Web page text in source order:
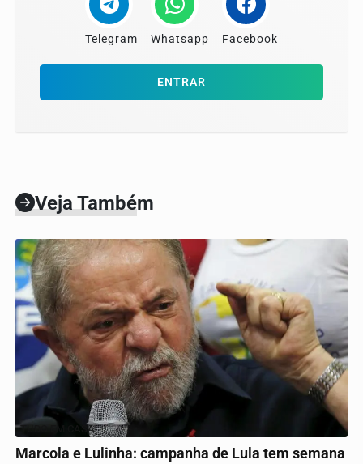
Telegram Whatsapp Facebook
ENTRAR
Veja Também
TUDO EM CASA
Marcola e Lulinha: campanha de Lula tem semana